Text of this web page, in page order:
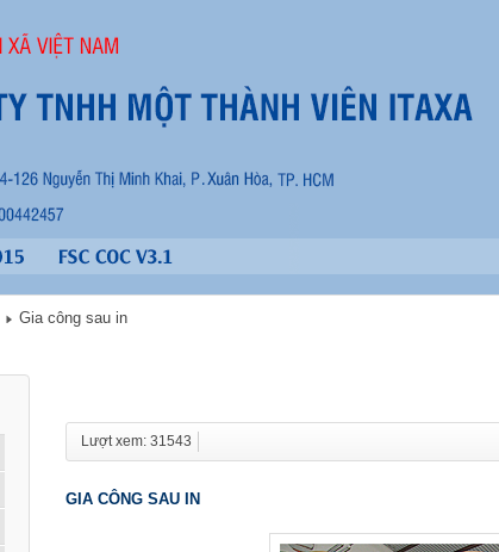
Gia công sau in
Lượt xem: 31543
GIA CÔNG SAU IN